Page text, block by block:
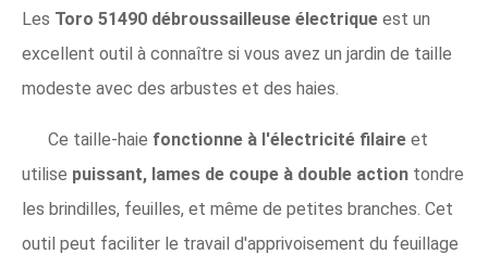
Les Toro 51490 débroussailleuse électrique est un
excellent outil à connaître si vous avez un jardin de taille
modeste avec des arbustes et des haies.
Ce taille-haie fonctionne à l'électricité filaire et
utilise puissant, lames de coupe à double action tondre
les brindilles, feuilles, et même de petites branches. Cet
outil peut faciliter le travail d'apprivoisement du feuillage